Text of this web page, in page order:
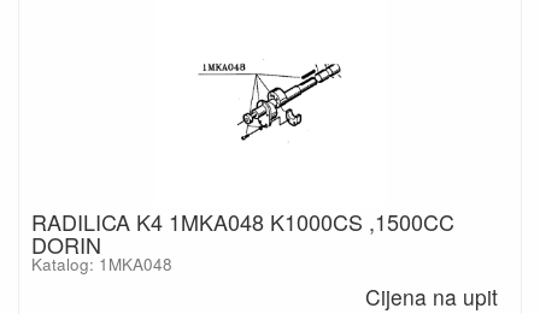
RADILICA K4 1MKA048 K1000CS ,1500CC
DORIN
Katalog: 1MKA048
Cijena na upit